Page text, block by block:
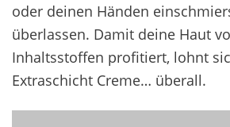
oder deinen Händen
überlassen. Damit deine Haut
Inhaltsstoffen profitiert, lohnt
Extraschicht Creme… überall.